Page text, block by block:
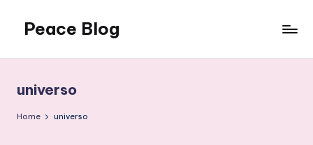
content
Peace Blog
Peace
Like
This
universo
Home universo